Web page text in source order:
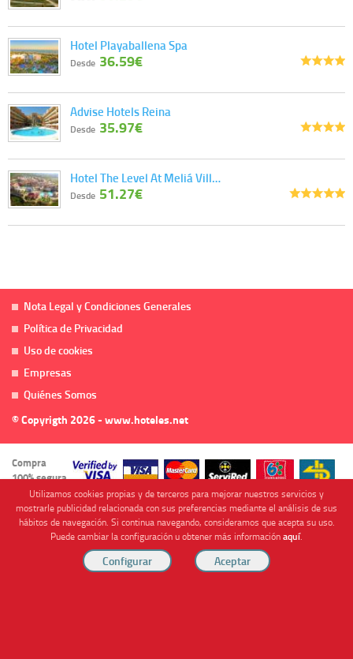
Hotel Playaballena Spa
Desde 36.59€
Advise Hotels Reina
Desde 35.97€
Hotel The Level At Meliá Vill…
Desde 51.27€
Nota Legal y Condiciones Generales
Política de Privacidad
Uso de cookies
Empresas
Quiénes Somos
© Copyrigth 2026 - www.hoteles.net
Compra
100% segura
Cofinanciado por
Utilizamos cookies propias y de terceros para mejorar nuestros servicios y
mostrarle publicidad relacionada con sus preferencias mediante el análisis de sus
hábitos de navegación. Si continua navegando, consideramos que acepta su uso.
Puede cambiar la configuración u obtener más informaciónaquí.